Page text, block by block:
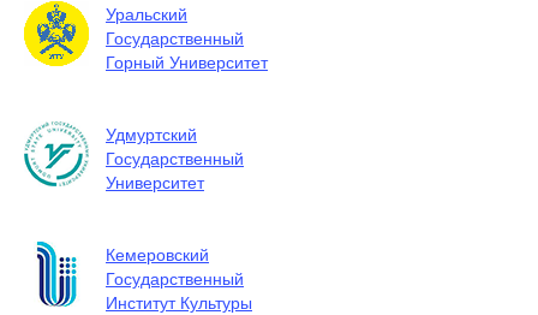
Уральский
Государственный
Горный Университет
Удмуртский
Государственный
Университет
Кемеровский
Государственный
Институт Культуры